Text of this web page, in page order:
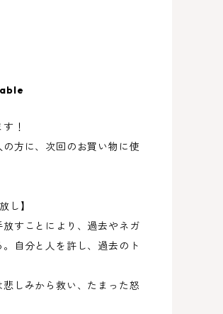
！
方に、次回のお買い物に使
し】
すことにより、過去やネガ
自分と人を許し、過去のト
しみから救い、たまった怒